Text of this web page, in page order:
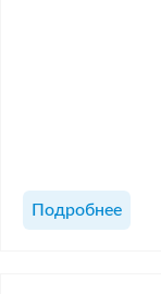
Подробнее